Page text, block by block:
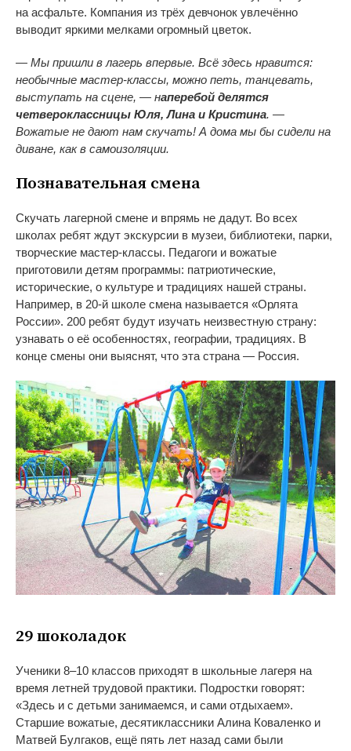
на асфальте. Компания из трёх девчонок увлечённо
выводит яркими мелками огромный цветок.
— Мы пришли в лагерь впервые. Всё здесь нравится:
необычные мастер-классы, можно петь, танцевать,
выступать на сцене, — наперебой делятся
четвероклассницы Юля, Лина и Кристина. —
Вожатые не дают нам скучать! А дома мы бы сидели на
диване, как в самоизоляции.
Познавательная смена
Скучать лагерной смене и впрямь не дадут. Во всех
школах ребят ждут экскурсии в музеи, библиотеки, парки,
творческие мастер-классы. Педагоги и вожатые
приготовили детям программы: патриотические,
исторические, о культуре и традициях нашей страны.
Например, в 20-й школе смена называется «Орлята
России». 200 ребят будут изучать неизвестную страну:
узнавать о её особенностях, географии, традициях. В
конце смены они выяснят, что эта страна — Россия.
29 шоколадок
Ученики 8–10 классов приходят в школьные лагеря на
время летней трудовой практики. Подростки говорят:
«Здесь и с детьми занимаемся, и сами отдыхаем».
Старшие вожатые, десятиклассники Алина Коваленко и
Матвей Булгаков, ещё пять лет назад сами были